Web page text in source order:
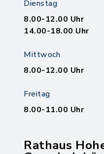
Dienstag
8.00-12.00 Uhr
14.00-18.00 Uhr
Mittwoch
8.00-12.00 Uhr
Freitag
8.00-11.00 Uhr
Rathaus